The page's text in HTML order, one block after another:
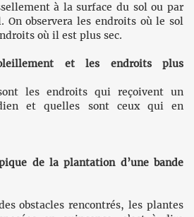
à la surface du sol ou par
observera les endroits où le sol
où il est plus sec.
et les endroits plus
les endroits qui reçoivent un
et quelles sont ceux qui en
de la plantation d’une bande
obstacles rencontrés, les plantes